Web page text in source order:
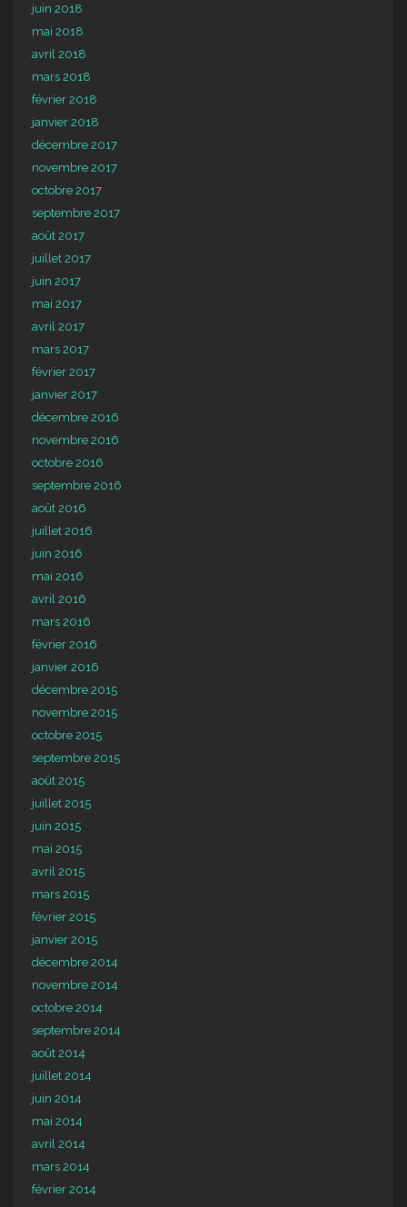
juin 2018
mai 2018
avril 2018
mars 2018
février 2018
janvier 2018
décembre 2017
novembre 2017
octobre 2017
septembre 2017
août 2017
juillet 2017
juin 2017
mai 2017
avril 2017
mars 2017
février 2017
janvier 2017
décembre 2016
novembre 2016
octobre 2016
septembre 2016
août 2016
juillet 2016
juin 2016
mai 2016
avril 2016
mars 2016
février 2016
janvier 2016
décembre 2015
novembre 2015
octobre 2015
septembre 2015
août 2015
juillet 2015
juin 2015
mai 2015
avril 2015
mars 2015
février 2015
janvier 2015
décembre 2014
novembre 2014
octobre 2014
septembre 2014
août 2014
juillet 2014
juin 2014
mai 2014
avril 2014
mars 2014
février 2014